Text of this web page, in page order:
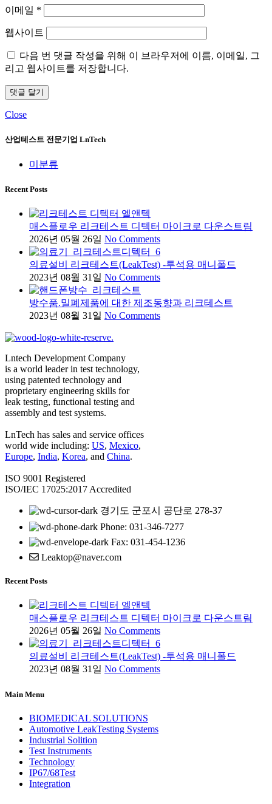
이메일 *
웹사이트
다음 번 댓글 작성을 위해 이 브라우저에 이름, 이메일, 그
리고 웹사이트를 저장합니다.
Close
산업테스트 전문기업 LnTech
미분류
Recent Posts
매스플로우 리크테스트 디텍터 마이크로 다운스트림
2026년 05월 26일 No Comments
의료설비 리크테스트(LeakTest) -투석용 매니폴드
2023년 08월 31일 No Comments
방수품.밀폐제품에 대한 제조동향과 리크테스트
2023년 08월 31일 No Comments
Lntech Development Company
is a world leader in test technology,
using patented technology and
proprietary engineering skills for
leak testing, functional testing and
assembly and test systems.
LnTech has sales and service offices
world wide including: US, Mexico,
Europe, India, Korea, and China.
ISO 9001 Registered
ISO/IEC 17025:2017 Accredited
경기도 군포시 공단로 278-37
Phone: 031-346-7277
Fax: 031-454-1236
Leaktop@naver.com
Recent Posts
매스플로우 리크테스트 디텍터 마이크로 다운스트림
2026년 05월 26일 No Comments
의료설비 리크테스트(LeakTest) -투석용 매니폴드
2023년 08월 31일 No Comments
Main Menu
BIOMEDICAL SOLUTIONS
Automotive LeakTesting Systems
Industrial Solition
Test Instruments
Technology
IP67/68Test
Integration